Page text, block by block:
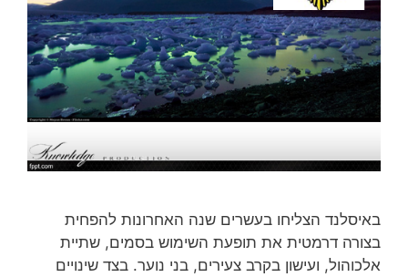
באיסלנד הצליחו בעשרים שנה האחרונות להפחית
בצורה דרמטית את תופעת השימוש בסמים, שתיית
אלכוהול, ועישון בקרב צעירים, בני נוער. בצד שינויים